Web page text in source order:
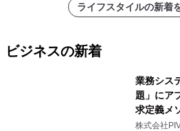
ライフスタイルの新着
ビジネスの新着
業務シス
題」にア
求定義メ
ー】株式
株式会社